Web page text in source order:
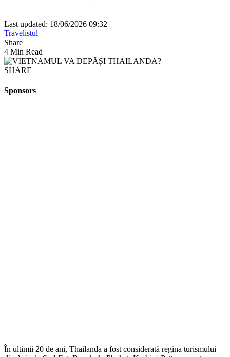
Last updated: 18/06/2026 09:32
Travelistul
Share
4 Min Read
SHARE
Sponsors
În ultimii 20 de ani, Thailanda a fost considerată regina turismului